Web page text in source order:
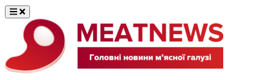
Перейти
вмісту